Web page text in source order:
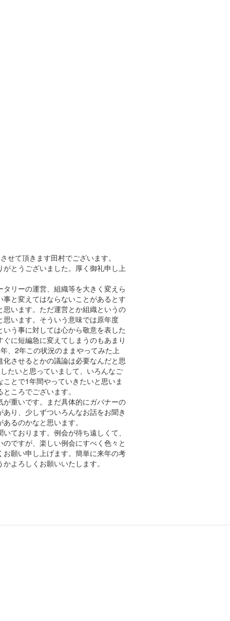
せて頂きます田村でございます。
とうございました。厚く御礼申し上
リーの運営、組織等を大きく変えら
と変えてはならないことがあるとす
います。ただ運営とか組織というの
います。そういう意味では原年度
う事に対しては心から敬意を表した
に短編急に変えてしまうのもあまり
、2年この状況のままやってみた上
させるとかの議論は必要なんだと思
たいと思っていまして、いろんなご
とで1年間やっていきたいと思いま
ころでございます。
重いです。まだ具体的にガバナーの
り、少しずついろんなお話をお聞き
るのかなと思います。
ております。例会が待ち遠しくて、
ですが、楽しい例会にすべく色々と
願い申し上げます。簡単に来年の考
よろしくお願いいたします。